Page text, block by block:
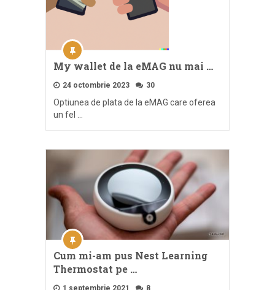
My wallet de la eMAG nu mai …
24 octombrie 2023 30
Optiunea de plata de la eMAG care oferea
un fel …
Cum mi-am pus Nest Learning
Thermostat pe …
1 septembrie 2021 8